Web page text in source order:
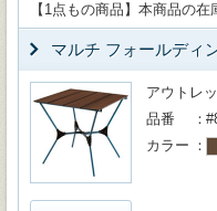
【1点もの商品】本商品の在
マルチ フォールディ
アウトレ
品番
カラー